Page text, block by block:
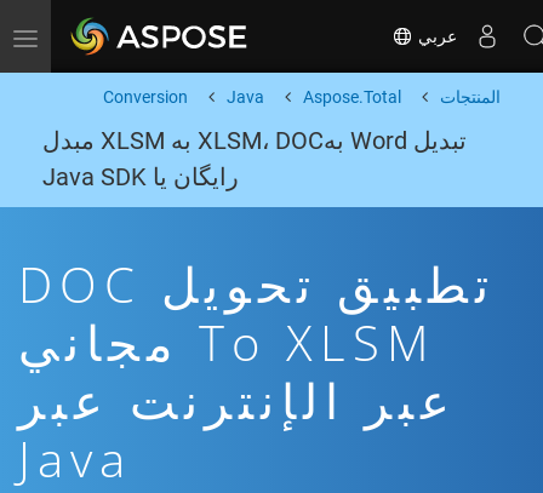
Toggle navigation عربي
المنتجات Aspose.Total
Java
Conversion
تبدیل Word بهXLSM، DOC به XLSM مبدل
رایگان یا Java SDK
تطبيق تحويل DOC
To XLSM مجاني
عبر الإنترنت عبر
Java